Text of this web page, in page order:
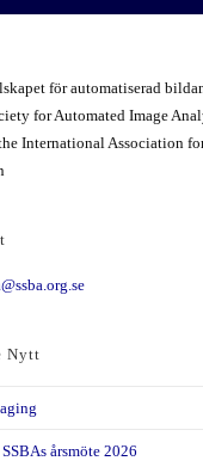
för automatiserad
for Automated Image
International Association
Nytt
årsmöte 2026